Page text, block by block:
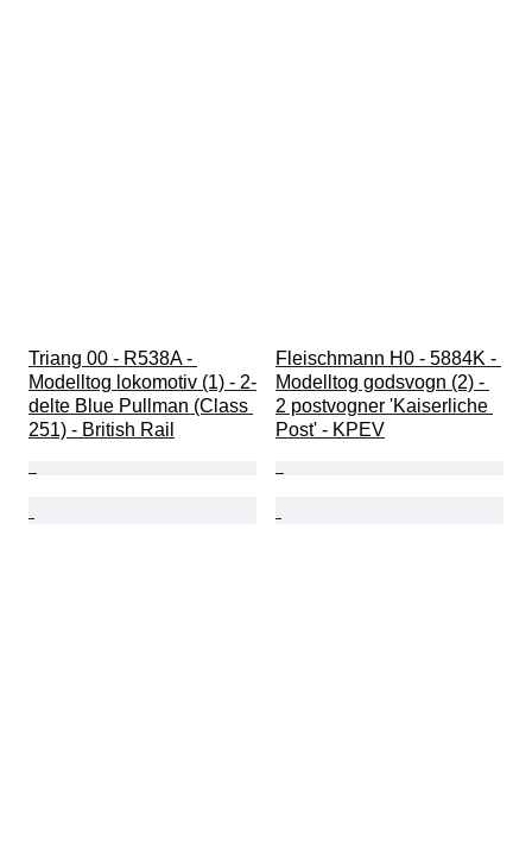
Triang 00 - R538A -
Modelltog lokomotiv (1) - 2-
delte Blue Pullman (Class
251) - British Rail
Fleischmann H0 - 5884K -
Modelltog godsvogn (2) -
2 postvogner 'Kaiserliche
Post' - KPEV